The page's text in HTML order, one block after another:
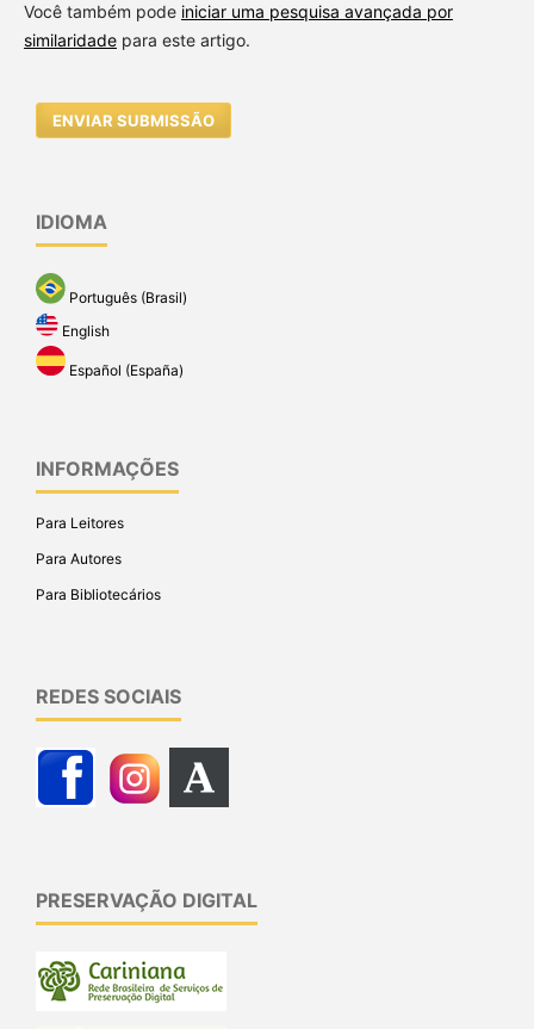
Você também pode iniciar uma pesquisa avançada por
similaridadepara este artigo.
ENVIAR SUBMISSÃO
IDIOMA
Português (Brasil)
English
Español (España)
INFORMAÇÕES
Para Leitores
Para Autores
Para Bibliotecários
REDES SOCIAIS
PRESERVAÇÃO DIGITAL